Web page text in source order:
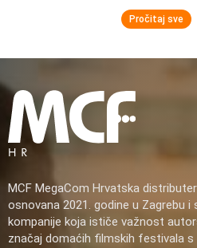
Pročitaj sve
MCF MegaCom Hrvatska
osnovana 2021. godine u Zagrebu
kompanije koja ističe važnost
značaj domaćih filmskih festivala s